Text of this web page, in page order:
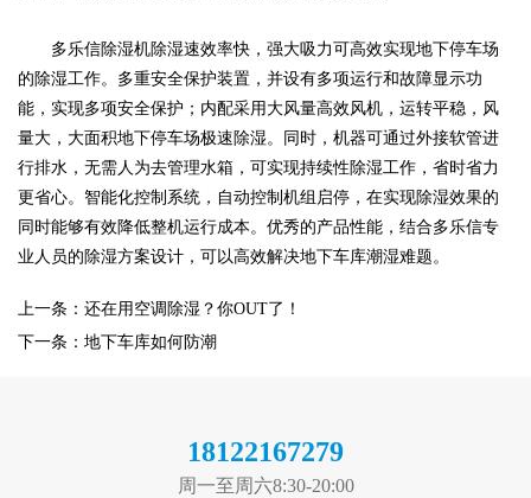
多乐信除湿机除湿速效率快，强大吸力可高效实现地下停车场
的除湿工作。多重安全保护装置，并设有多项运行和故障显示功
能，实现多项安全保护；内配采用大风量高效风机，运转平稳，风
量大，大面积地下停车场极速除湿。同时，机器可通过外接软管进
行排水，无需人为去管理水箱，可实现持续性除湿工作，省时省力
更省心。智能化控制系统，自动控制机组启停，在实现除湿效果的
同时能够有效降低整机运行成本。优秀的产品性能，结合多乐信专
业人员的除湿方案设计，可以高效解决地下车库潮湿难题。
上一条：还在用空调除湿？你OUT了！
下一条：地下车库如何防潮
18122167279
周一至周六8:30-20:00